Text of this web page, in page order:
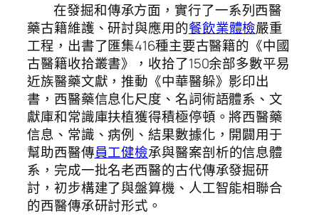
在發掘和傳承方面，實行了一系列西醫
藥古籍維護、研討與應用的餐飲業體檢嚴重
工程，出書了匯集416種主要古醫籍的《中國
古醫籍收拾叢書》，收拾了150余部多數平易
近族醫藥文獻，推動《中華醫躲》影印出
書，西醫藥信息化尺度、名詞術語體系、文
獻庫和常識庫扶植獲得積極停頓。將西醫藥
信息、常識、病例、結果數據化，開闢用于
幫助西醫傳員工健檢承與醫案剖析的信息體
系，完成一批名老西醫的古代傳承發掘研
討，初步構建了與盤算機、人工智能相聯合
的西醫傳承研討形式。